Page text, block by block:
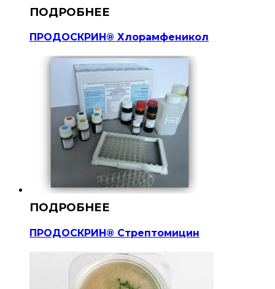
ПРОДОСКРИН® Хлорамфеникол
ПРОДОСКРИН® Стрептомицин